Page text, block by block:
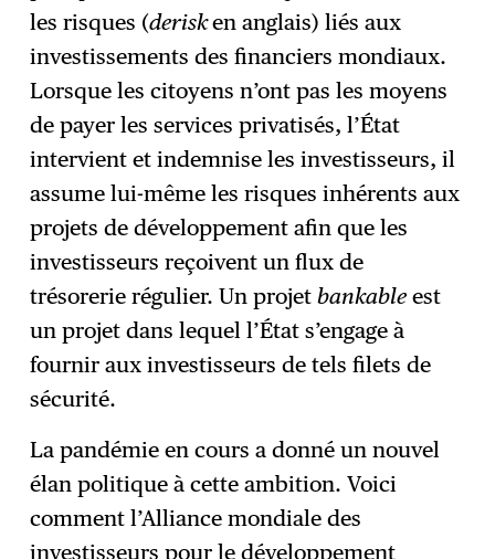
les risques (derisken anglais) liés aux
investissements des financiers mondiaux.
Lorsque les citoyens n’ont pas les moyens
de payer les services privatisés, l’État
intervient et indemnise les investisseurs, il
assume lui-même les risques inhérents aux
projets de développement afin que les
investisseurs reçoivent un flux de
trésorerie régulier. Un projetbankableest
un projet dans lequel l’État s’engage à
fournir aux investisseurs de tels filets de
sécurité.
La pandémie en cours a donné un nouvel
élan politique à cette ambition. Voici
comment l’Alliance mondiale des
investisseurs pour le développement